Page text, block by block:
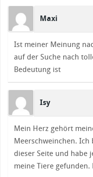
Maxi
Ist meiner Meinung
auf der Suche nach
Bedeutung ist
Isy
Mein Herz gehört
Meerschweinchen.
dieser Seite und habe
meine Tiere gefunden.